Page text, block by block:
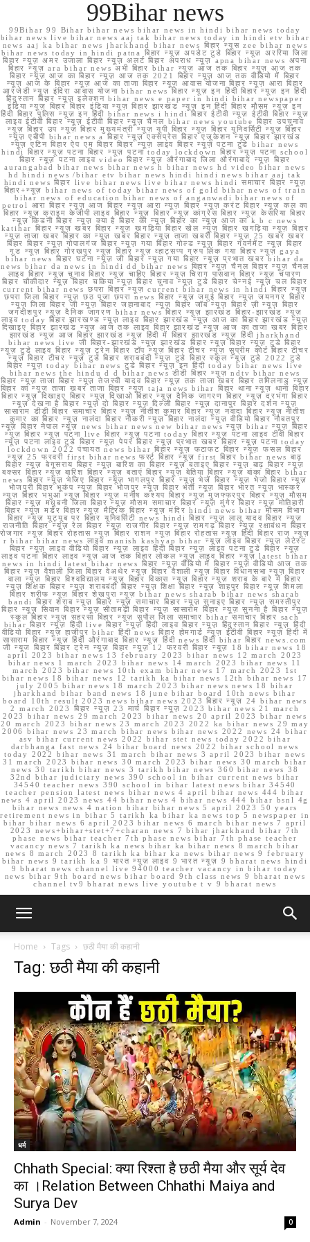
99Bihar news
99Bihar 99 Bihar bihar news bihar news in hindi bihar news today
bihar news live bihar news aaj tak bihar news today in hindi etv bihar
news aaj ka bihar news jharkhand bihar news बिहार न्यूस zee bihar news
bihar news today in hindi patna बिहार न्यूज़ अपडेट टुडे बिहार न्यूज़ अररिया जिला
बिहार न्यूज़ अमर उजाला बिहार न्यूज़ अलर्ट बिहार अपराध न्यूज़ apna bihar news अपना
बिहार न्यूज़ ara bihar news अभी बिहार bihar न्यूज़ आज तक बिहार न्यूज़ आज तक
बिहार न्यूज़ आज का बिहार न्यूज़ आज तक 2021 बिहार न्यूज़ आज तक वीडियो में बिहार
न्यूज़ आज के बिहार न्यूज़ आज का ताजा बिहार न्यूज़ आवास योजना बिहार न्यूज़ आरा बिहार
आरजेडी न्यूज़ इंदिरा आवास योजना bihar news बिहार न्यूज़ इन हिंदी बिहार न्यूज़ इन हिंदी
हिंदुस्तान बिहार न्यूज़ इलेक्शन bihar news e paper in hindi bihar newspaper
इंडिया न्यूज़ बिहार बिहार इंडिया न्यूज़ बिहार झारखंड न्यूज़ इन हिंदी बिहार मौसम न्यूज़ इन
हिंदी बिहार पुलिस न्यूज़ इन हिंदी bihar news i hindi बिहार ईटीवी न्यूज़ ईटीवी बिहार न्यूज़
लाइव ईटीवी बिहार न्यूज़ ईटीवी बिहार न्यूज़ चैनल bihar news youtube बिहार उपचुनाव
न्यूज़ बिहार उप न्यूज़ बिहार मुख्यमंत्री न्यूज़ यूपी बिहार न्यूज़ बिहार यूनिवर्सिटी न्यूज़ बिहार
न्यूज़ एबीपी bihar news a बिहार न्यूज़ एक्सप्रेस बिहार एजुकेशन न्यूज़ बिहार झारखंड
न्यूज़ एटिन बिहार ऐप एम बिहार बिहार न्यूज़ लाइव बिहार न्यूज़ पटना टुडे bihar news
hindi बिहार न्यूज़ पटना बिहार न्यूज़ पटना today lockdown बिहार न्यूज़ पटना school
बिहार न्यूज़ पटना लाइव video बिहार न्यूज़ औरंगाबाद जिला औरंगाबाद न्यूज़ बिहार
aurangabad bihar news bihar news h bihar news hd video bihar news
hd hindi news /bihar etv bihar news hindi hindi news bihar aaj tak
hindi news बिहार live bihar news live bihar news hindi समाचार बिहार न्यूज़
बिहार+न्यूज़ bihar news of today bihar news of gold bihar news of train
bihar news of education bihar news of anganwadi bihar news of
petrol आरा बिहार न्यूज़ आज बिहार न्यूज़ आरा न्यूज़ बिहार न्यूज़ करंट बिहार न्यूज़ कल का
बिहार न्यूज़ क्राइम केजीपी लाइव बिहार न्यूज़ बिहार न्यूज़ कांग्रेस बिहार न्यूज़ केसरिया बिहार
न्यूज़ किडनी बिहार न्यूज़ क्या है बिहार की न्यूज़ बिहार का न्यूज़ आज का k b c news
katihar बिहार न्यूज़ खबर बिहार न्यूज़ खगड़िया बिहार खेल न्यूज़ बिहार खगड़िया न्यूज़ बिहार
न्यूज़ ताजा खबर बिहार का न्यूज़ खबर बिहार न्यूज़ ताजा खबरी बिहार न्यूज़ 25 खबर खबर
बिहार बिहार न्यूज़ गोपालगंज बिहार न्यूज़ गया बिहार गोल्ड न्यूज़ बिहार गवर्नमेंट न्यूज़ बिहार
गुड न्यूज़ बिहार गोरखपुर न्यूज़ बिहार न्यूज़ व्हाट्सप्प ग्रुप लिंक गया बिहार न्यूज़ gaya
bihar news बिहार घटना न्यूज़ जी बिहार न्यूज़ गया बिहार न्यूज़ प्रभात खबर bihar da
news bihar da news in hindi dd bihar news बिहार न्यूज़ चैनल बिहार न्यूज़ चैनल
लाइव बिहार न्यूज़ चुनाव बिहार न्यूज़ चाहिए बिहार न्यूज़ चिराग पासवान बिहार न्यूज़ चंपारण
बिहार चौकीदार न्यूज़ बिहार चकिया न्यूज़ बिहार चुनाव न्यूज़ टुडे बिहार चेन्नई न्यूज़ चल बिहार
current bihar news छपरा बिहार न्यूज़ current bihar news in hindi बिहार न्यूज़
छपरा जिला बिहार न्यूज़ छठ पूजा छपरा news बिहार न्यूज़ जमुई बिहार न्यूज़ जयनगर बिहार
न्यूज़ जिला बिहार जी न्यूज़ बिहार जहानाबाद न्यूज़ बिहार जॉब न्यूज़ बिहार ज़ी न्यूज़ बिहार
जगदीशपुर न्यूज़ दैनिक जागरण bihar news बिहार न्यूज़ झारखंड बिहार-झारखंड न्यूज़
लाइव today बिहार झारखण्ड न्यूज़ लाइव बिहार झारखंड न्यूज़ आज का बिहार झारखंड न्यूज़
दिखाइए बिहार झारखंड न्यूज़ आज तक लाइव बिहार झारखंड न्यूज़ आज का ताजा खबर बिहार
झारखंड न्यूज़ आज बिहार झारखंड न्यूज़ हिंदी में बिहार झारखंड न्यूज़ हिंदी jharkhand
bihar news live जी बिहार-झारखंड न्यूज़ झारखंड बिहार न्यूज़ बिहार न्यूज़ टुडे बिहार
न्यूज़ टुडे लाइव बिहार न्यूज़ ट्रेन बिहार टॉप न्यूज़ बिहार टीचर न्यूज़ सुप्रीम कोर्ट बिहार टीचर
न्यूज़ बिहार टीचर न्यूज़ टुडे बिहार शराबबंदी न्यूज़ टुडे बिहार स्कूल न्यूज़ टुडे 2022 टुडे
बिहार न्यूज़ today bihar news टुडे बिहार न्यूज़ इन हिंदी today bihar news live
bihar news the hindu d d bihar news डीडी बिहार न्यूज़ ndtv bihar news
बिहार न्यूज़ ताजा बिहार न्यूज़ तेजस्वी यादव बिहार न्यूज़ तक ताजा खबर बिहार तमिलनाडु न्यूज़
बिहार का न्यूज़ ताजा खबर ताजा बिहार न्यूज़ taja news bihar बिहार थाना न्यूज़ थाना बिहार
बिहार न्यूज़ दिखाइए बिहार न्यूज़ दिखाओ बिहार न्यूज़ दैनिक जागरण बिहार न्यूज़ दरभंगा बिहार
न्यूज़ देखना है बिहार न्यूज़ दो बिहार न्यूज़ दिल्ली बिहार न्यूज़ दानापुर बिहार दर्शन न्यूज़
सासाराम डीडी बिहार समाचार बिहार न्यूज़ नीतीश कुमार बिहार न्यूज़ नवादा बिहार न्यूज़ नीतीश
कुमार का बिहार न्यूज़ नालंदा बिहार नौकरी न्यूज़ बिहार नालंदा न्यूज़ वीडियो बिहार नौबतपुर
न्यूज़ बिहार नेपाल न्यूज़ news bihar news new bihar news न्यूज़ bihar न्यूज़ बिहार
न्यूज़ बिहार न्यूज़ पटना live बिहार न्यूज़ पटना today बिहार न्यूज़ पटना लाइव टीवी बिहार
न्यूज़ पटना लाइव टुडे बिहार न्यूज़ पेपर बिहार न्यूज़ प्रभात खबर बिहार न्यूज़ पटना today
lockdown 2022 पंचायत news bihar बिहार न्यूज़ फटाफट बिहार न्यूज़ फसल बिहार
न्यूज़ 25 फरवरी first bihar news फर्स्ट बिहार न्यूज़ first बिहार bihar news बाढ़
बिहार न्यूज़ बेगूसराय बिहार न्यूज़ बारिश का बिहार न्यूज़ बताइए बिहार न्यूज़ बाढ़ बिहार न्यूज़
बक्सर बिहार न्यूज़ बारिश बिहार न्यूज़ बताएं बिहार न्यूज़ बेतिया बिहार न्यूज़ बांका बिहार bihar
news बिहार न्यूज़ भेजिए बिहार न्यूज़ भागलपुर बिहार न्यूज़ भेजें बिहार न्यूज़ भेजो बिहार न्यूज़
भोजपुरी बिहार भूकंप न्यूज़ बिहार भोजपुर न्यूज़ बिहार भर्ती न्यूज़ बिहार भारत न्यूज़ भास्कर
न्यूज़ बिहार भभुआ न्यूज़ बिहार न्यूज़ मनीष कश्यप बिहार न्यूज़ मुजफ्फरपुर बिहार न्यूज़ मौसम
बिहार न्यूज़ मधुबनी जिला बिहार न्यूज़ मौसम समाचार बिहार न्यूज़ मुंगेर बिहार न्यूज़ मोतिहारी
बिहार न्यूज़ मर्डर बिहार न्यूज़ मैट्रिक बिहार न्यूज़ मंदिर hindi news bihar मौसम विभाग
बिहार न्यूज़ यूट्यूब पर बिहार यूनिवर्सिटी news hindi बिहार न्यूज़ लालू यादव बिहार न्यूज़
राजनीति बिहार न्यूज़ रेल बिहार न्यूज़ राजगीर बिहार न्यूज़ रामगढ़ बिहार न्यूज़ रक्षाबंधन बिहार
रोजगार न्यूज़ बिहार रोहतास न्यूज़ बिहार राशन न्यूज़ बिहार रोहतास न्यूज़ हिंदी बिहार राज न्यूज़
r bihar bihar news लाइव manish kashyap bihar न्यूज़ लाइव बिहार न्यूज़ लेटेस्ट
बिहार न्यूज़ लाइव वीडियो बिहार न्यूज़ लाइव हिंदी बिहार न्यूज़ लाइव पटना टुडे बिहार न्यूज़
लाइव पटना बिहार लाइव न्यूज़ आज तक बिहार लोकल न्यूज़ लाइव बिहार न्यूज़ latest bihar
news in hindi latest bihar news बिहार न्यूज़ वीडियो में बिहार न्यूज़ वीडियो आज तक
बिहार न्यूज़ वैशाली जिला बिहार वेअथेर न्यूज़ बिहार वैशाली न्यूज़ बिहार विधानसभा न्यूज़ बिहार
वाला न्यूज़ बिहार विश्वविद्यालय न्यूज़ बिहार विकास न्यूज़ बिहार न्यूज़ शराब के बारे में बिहार
न्यूज़ शिक्षक बिहार न्यूज़ शराबबंदी बिहार न्यूज़ शिक्षा बिहार न्यूज़ शाहपुर बिहार न्यूज़ शिमला
बिहार शरीफ न्यूज़ बिहार शेखपुरा न्यूज़ bihar news sharab bihar news sharab
bandi बिहार शराब न्यूज़ बिहार न्यूज़ समाचार बिहार न्यूज़ सुनाइए बिहार न्यूज़ समस्तीपुर
बिहार न्यूज़ सिवान बिहार न्यूज़ सीतामढ़ी बिहार न्यूज़ सासाराम बिहार न्यूज़ सुनना है बिहार न्यूज़
स्कूल बिहार न्यूज़ सहरसा बिहार न्यूज़ सुपौल जिला समाचार bihar समाचार बिहार sach
bihar बिहार न्यूज़ हिंदी live बिहार न्यूज़ हिंदी लाइव बिहार न्यूज़ हिंदुस्तान बिहार न्यूज़ हिंदी
वीडियो बिहार न्यूज़ हाजीपुर bihar हिंदी news बिहार होमगार्ड न्यूज़ ईटीवी बिहार न्यूज़ हिंदी में
सासाराम बिहार न्यूज़ हिंदी औरंगाबाद बिहार न्यूज़ हिंदी news हिंदी bihar बिहार news.com
जी न्यूज बिहार बिहार ट्रेन न्यूज़ बिहार न्यूज़ 12 फरवरी बिहार न्यूज़ 18 bihar news 18
april 2023 bihar news 13 february 2023 bihar news 12 march 2023
bihar news 1 march 2023 bihar news 14 march 2023 bihar news 11
march 2023 bihar news 10th exam bihar news 17 march 2023 1st
bihar news 18 bihar news 12 tarikh ka bihar news 12th bihar news 17
july 2005 bihar news 18 march 2023 bihar news news 18 bihar
jharkhand bihar band news 18 june bihar board 10th news bihar
board 10th result 2023 news bihar news 2023 बिहार न्यूज़ 24 bihar news
2 march 2023 बिहार न्यूज़ 23 मार्च बिहार न्यूज़ 2023 bihar news 21 march
2023 bihar news 29 march 2023 bihar news 20 april 2023 bihar news
20 march 2023 bihar news 23 march 2023 2022 ka bihar news 29 may
2006 bihar news 23 march bihar news bihar news 2022 news 24 bihar
asv bihar current news 2022 bihar stet news today 2022 bihar
darbhanga fast news 24 bihar board news 2022 bihar school news
today 2022 bihar news 31 march bihar news 3 april 2023 bihar news
31 march 2023 bihar news 30 march 2023 bihar news 30 march bihar
news 30 tarikh bihar news 3 tarikh bihar news 360 bihar news 38
32nd bihar judiciary news 390 school in bihar current news bihar
34540 teacher news 390 school in bihar latest news bihar 34540
teacher pension latest news bihar news 4 april bihar news 444 bihar
news 4 april 2023 news 44 bihar news 4 bihar news 444 bihar bsnl 4g
bihar news news 4 nation bihar bihar news 5 april 2023 50 years
retirement news in bihar 5 tarikh ka bihar ka news top 5 newspaper in
bihar bihar news 6 april 2023 bihar news 6 march bihar news 7 april
2023 news+bihar+stet+7+charan news 7 bihar jharkhand bihar 7th
phase news bihar teacher 7th phase news bihar 7th phase teacher
vacancy news 7 tarikh ka news bihar ka bihar news 8 march bihar
news 8 march 2023 8 tarikh ka bihar ka news bihar news 9 february
bihar news 9 tarikh ka 9 भारत न्यूज़ लाइव 9 भारत न्यूज़ 9 bharat news hindi
9 bharat news channel live 94000 teacher vacancy in bihar today
news bihar 9th board news bihar board 9th class news 9 bharat news
channel tv9 bharat news live youtube t v 9 bharat news
Home Tags छठी मैया की कहानी
Tag: छठी मैया की कहानी
धर्म
Chhath Special: क्या रिश्ता है छठी मैया और सूर्य देव
का ।Relation Between Chhathi Maiya and
Surya Dev
Admin - November 7, 2024 0